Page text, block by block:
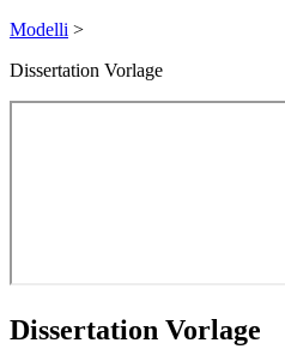
Modelli >
Dissertation Vorlage
Dissertation Vorlage